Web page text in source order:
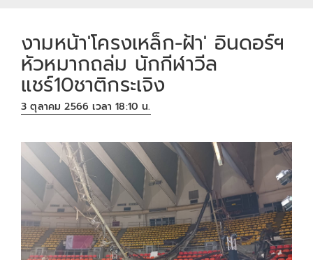
งามหน้า'โครงเหล็ก-ฝ้า' อินดอร์ฯ
หัวหมากถล่ม นักกีฬาวีล
แชร์10ชาติกระเจิง
3 ตุลาคม 2566 เวลา 18:10 น.